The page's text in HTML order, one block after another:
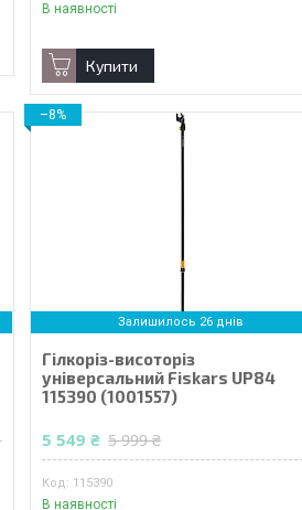
В наявності
Купити
–8%
Залишилось 26 днів
Гілкоріз-висоторіз
універсальний Fiskars UP84
115390 (1001557)
5 549 ₴ 5 999 ₴
115390
В наявності